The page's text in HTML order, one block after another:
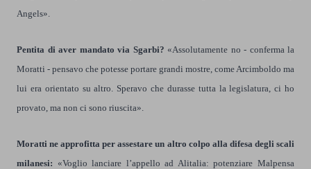
Angels».
Pentita di aver mandato via Sgarbi? «Assolutamente no - conferma la
Moratti - pensavo che potesse portare grandi mostre, come Arcimboldo ma
lui era orientato su altro. Speravo che durasse tutta la legislatura, ci ho
provato, ma non ci sono riuscita».
Moratti ne approfitta per assestare un altro colpo alla difesa degli scali
milanesi: «Voglio lanciare l’appello ad Alitalia: potenziare Malpensa